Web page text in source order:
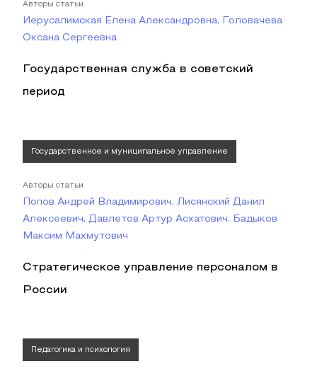
Авторы статьи
Иерусалимская Елена Александровна, Головачева
Оксана Сергеевна
Государственная служба в советский
период
Государственное и муниципальное управление
Авторы статьи
Попов Андрей Владимирович, Лисянский Данил
Алексеевич, Давлетов Артур Асхатович, Бадыков
Максим Махмутович
Стратегическое управление персоналом в
России
Педагогика и психология